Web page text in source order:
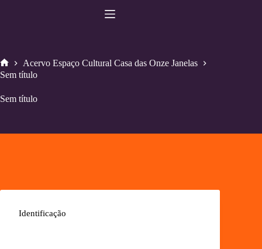
Home
Acervo Espaço Cultural Casa das Onze Janelas
Sem título
Sem título
Identificação